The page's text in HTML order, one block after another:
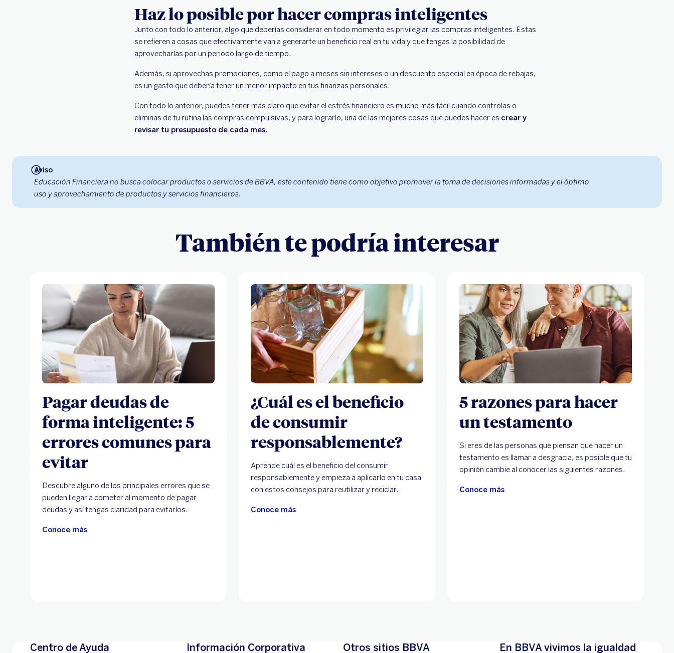
Haz lo posible por hacer compras inteligentes
Junto con todo lo anterior, algo que deberías considerar en todo momento es privilegiar las compras inteligentes. Estas
se refieren a cosas que efectivamente van a generarte un beneficio real en tu vida y que tengas la posibilidad de
aprovecharlas por un periodo largo de tiempo.
Además, si aprovechas promociones, como el pago a meses sin intereses o un descuento especial en época de rebajas,
es un gasto que debería tener un menor impacto en tus finanzas personales.
Con todo lo anterior, puedes tener más claro que evitar el estrés financiero es mucho más fácil cuando controlas o
eliminas de tu rutina las compras compulsivas, y para lograrlo, una de las mejores cosas que puedes hacer es crear y
revisar tu presupuesto de cada mes.
Aviso
Educación Financiera no busca colocar productos o servicios de BBVA, este contenido tiene como objetivo promover la toma de decisiones informadas y el óptimo
uso y aprovechamiento de productos y servicios financieros.
También te podría interesar
Pagar deudas de
forma inteligente: 5
errores comunes para
evitar
Descubre alguno de los principales errores que se
pueden llegar a cometer al momento de pagar
deudas y así tengas claridad para evitarlos.
Conoce más
¿Cuál es el beneficio
de consumir
responsablemente?
Aprende cuál es el beneficio del consumir
responsablemente y empieza a aplicarlo en tu casa
con estos consejos para reutilizar y reciclar.
Conoce más
5 razones para hacer
un testamento
Si eres de las personas que piensan que hacer un
testamento es llamar a desgracia, es posible que tu
opinión cambie al conocer las siguientes razones.
Conoce más
Centro de Ayuda Información Corporativa Otros sitios BBVA En BBVA vivimos la igualdad